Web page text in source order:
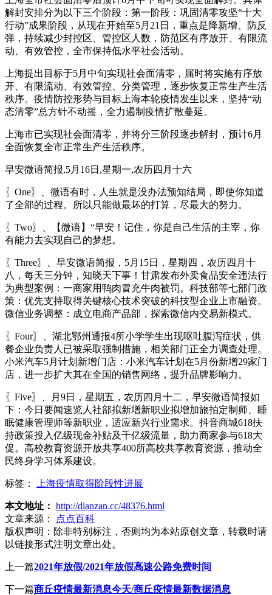
解封安排分为以下三个阶段：第一阶段：巩固清零攻坚“十大
行动”成果阶段，从现在开始至5月21日，重点是降新增、防反
弹，持续减少封控区、管控区人数，防范区有序放开、有限流
动、有效管控，全市保持低水平社会活动。
上海提出目标于5月中旬实现社会面清零，届时将实施有序放
开、有限流动、有效管控、分类管理，逐步恢复正常生产生活
秩序。疫情防控形势与目标上海本轮疫情发生以来，坚持“动
态清零”总方针不动摇，全力遏制疫情扩散蔓延。
上海市已实现社会面清零，并将分三阶段逐步解封，预计6月
全面恢复全市正常生产生活秩序。
早安微语简报,5月16日,星期一,农历四月十六
〖One〗、微语有时，人生就是没办法预知结局，即使你知道
了全部的过程。所以只能做最坏的打算，尽最大的努力。
〖Two〗、【微语】“早安！记住，你是自己生活的主宰，你
有能力去实现自己的梦想。
〖Three〗、早安微语简报，5月15日，星期四，农历四月十
八，每天三分钟，知晓天下事！甘肃发布外卖食品安全违法行
为典型案例：一商家用鸭肉冒充牛肉被罚。科技部等七部门政
策：优先支持取得关键核心技术突破的科技型企业上市融资。
微信业务调整：成立电商产品部，探索微信内交易新模式。
〖Four〗、湖北鄂州通报4所小学学生出现呕吐腹泻症状，供
餐企业负责人已被采取强制措施，相关部门正全力调查处理。
小米汽车5月计划新增门店：小米汽车计划在5月份新增29家门
店，进一步扩大其在全国的销售网络，提升品牌影响力。
〖Five〗、月9日，星期五，农历四月十二，早安微语简报如
下：今日要闻速览人社部拟新增新职业拟增加旅拍定制师、睡
眠健康管理师等新职业，适应新兴行业需求。抖音商城618扶
持政策投入亿级现金补贴及千亿级流量，助力商家参与618大
促。高校教育资源开放共享400所高校共享教育资源，推动全
民终身学习体系建设。
标签： 上海疫情取得阶段性进展
本文地址： http://dianzan.cc/48376.html
文章来源：
点点百科
版权声明： 除非特别标注，否则均为本站原创文章，转载时请
以链接形式注明文章出处。
上一篇2021年放假/2021年放假高速公路免费时间
下一篇商丘疫情最新消息今天/商丘疫情最新数据消息